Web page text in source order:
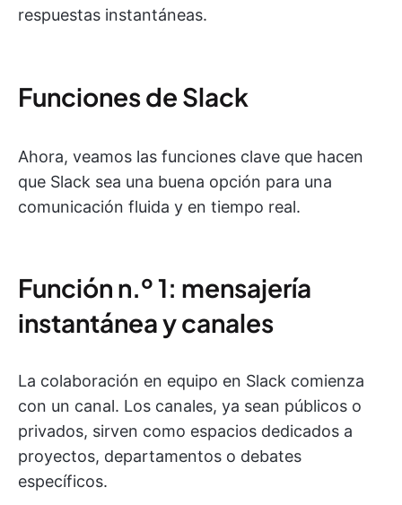
respuestas instantáneas.
Funciones de Slack
Ahora, veamos las funciones clave que hacen
que Slack sea una buena opción para una
comunicación fluida y en tiempo real.
Función n.º 1: mensajería
instantánea y canales
La colaboración en equipo en Slack comienza
con un canal. Los canales, ya sean públicos o
privados, sirven como espacios dedicados a
proyectos, departamentos o debates
específicos.